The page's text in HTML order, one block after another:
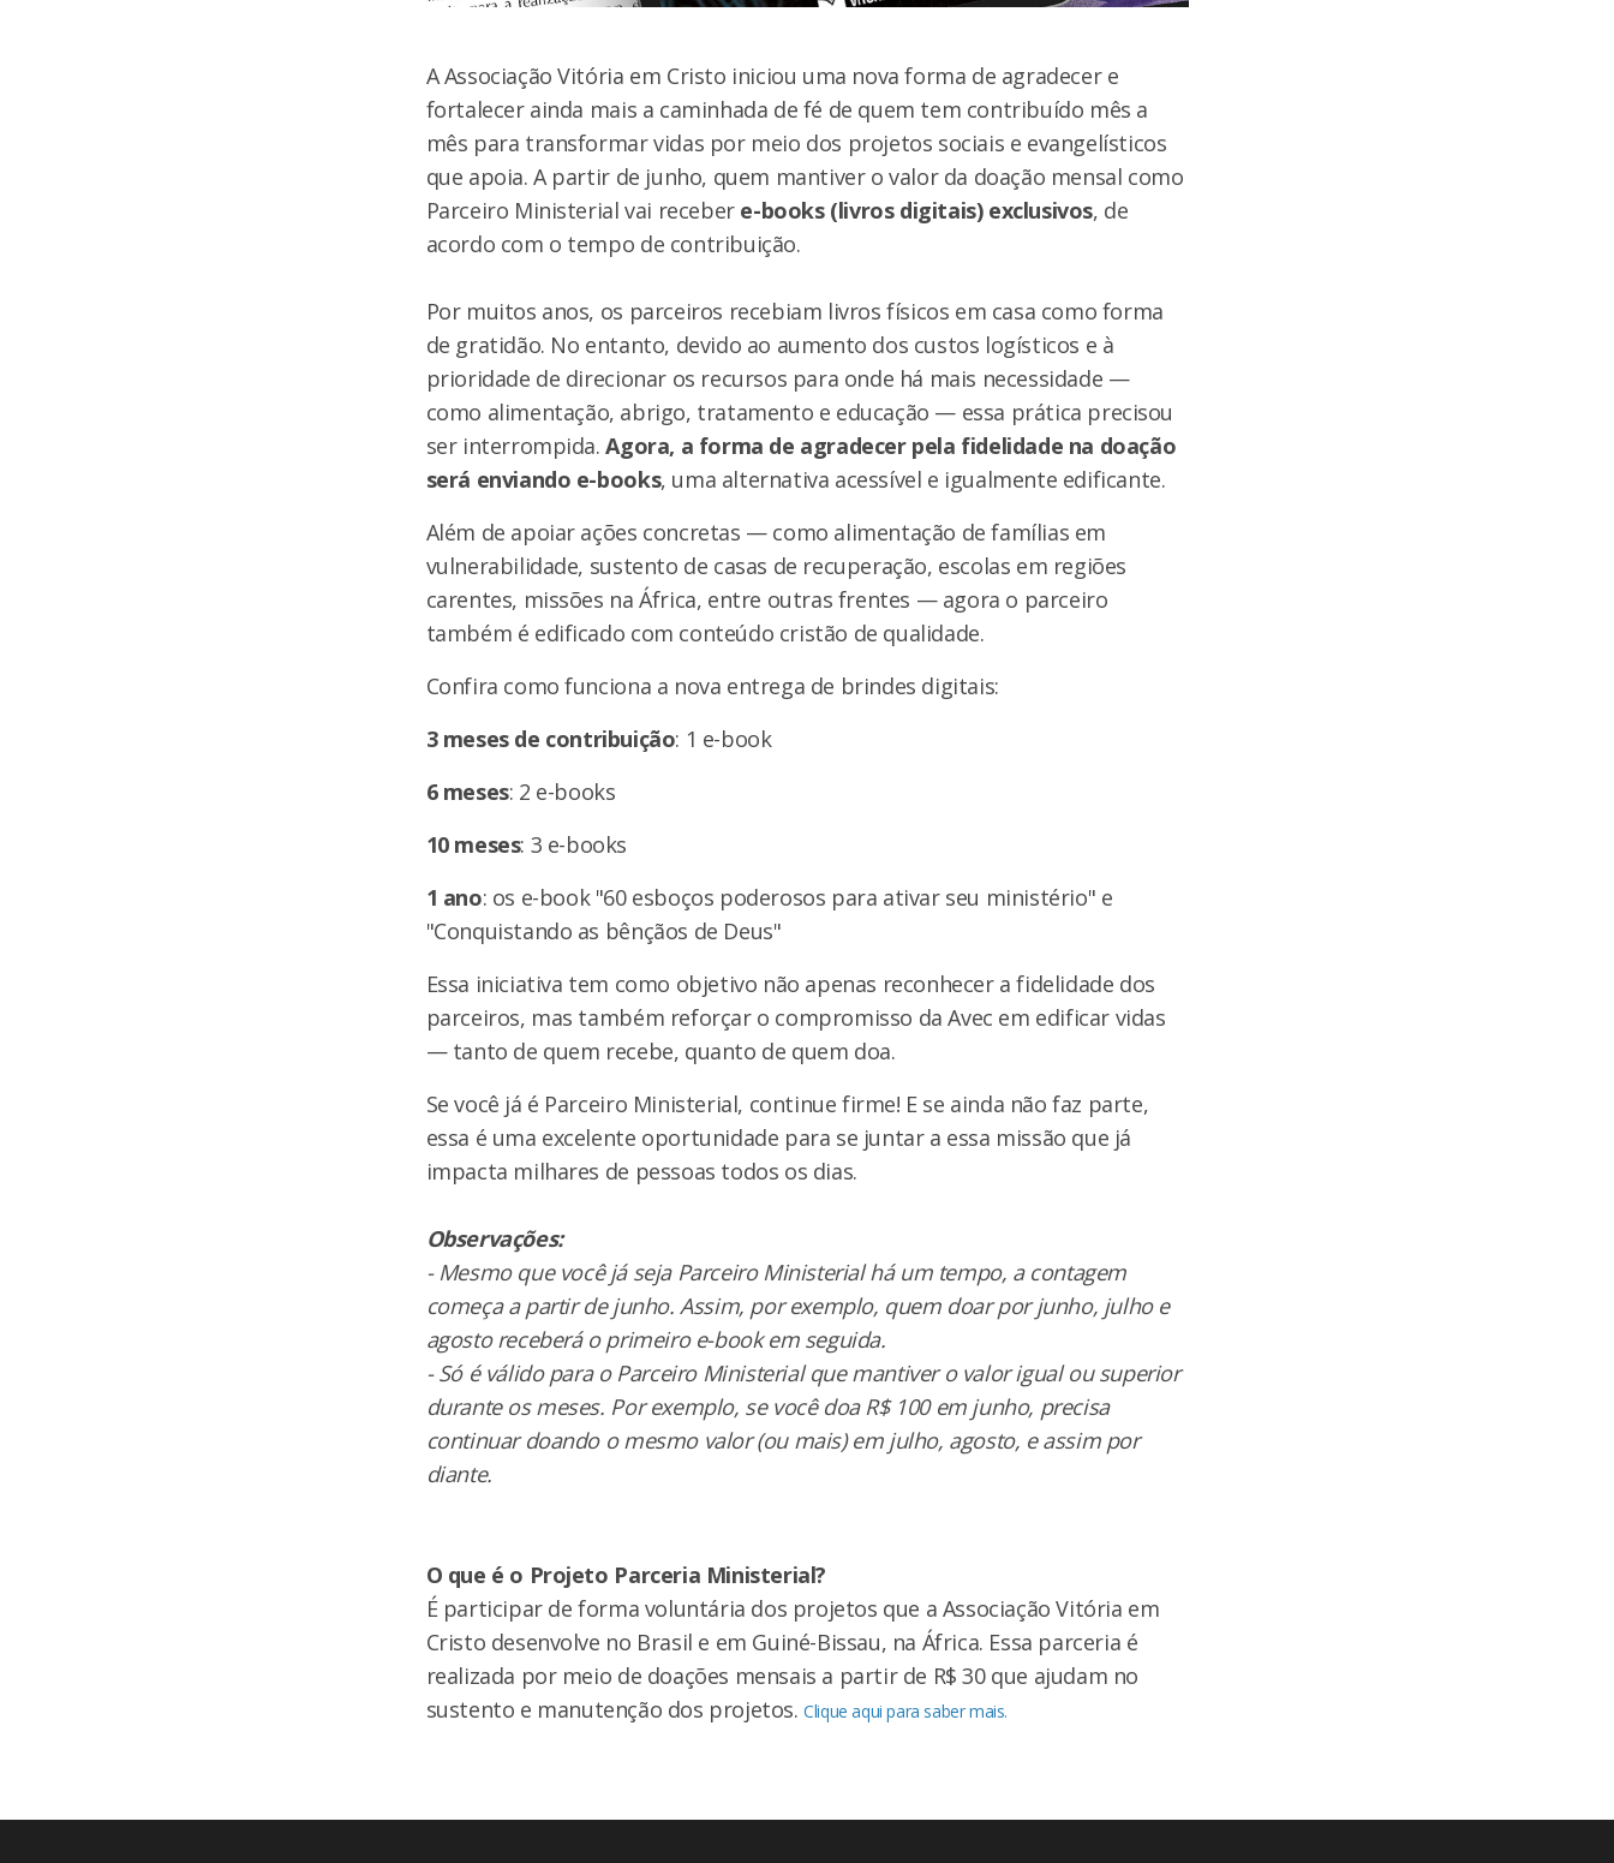
A Associação Vitória em Cristo iniciou uma nova forma de agradecer e
fortalecer ainda mais a caminhada de fé de quem tem contribuído mês a
mês para transformar vidas por meio dos projetos sociais e evangelísticos
que apoia. A partir de junho, quem mantiver o valor da doação mensal como
Parceiro Ministerial vai recebere-books (livros digitais) exclusivos, de
acordo com o tempo de contribuição.
Por muitos anos, os parceiros recebiam livros físicos em casa como forma
de gratidão. No entanto, devido ao aumento dos custos logísticos e à
prioridade de direcionar os recursos para onde há mais necessidade —
como alimentação, abrigo, tratamento e educação — essa prática precisou
ser interrompida.Agora, a forma de agradecer pela fidelidade na doação
será enviando e-books, uma alternativa acessível e igualmente edificante.
Além de apoiar ações concretas — como alimentação de famílias em
vulnerabilidade, sustento de casas de recuperação, escolas em regiões
carentes, missões na África, entre outras frentes — agora o parceiro
também é edificado com conteúdo cristão de qualidade.
Confira como funciona a nova entrega de brindes digitais:
3 meses de contribuição: 1 e-book
6 meses: 2 e-books
10 meses: 3 e-books
1 ano: os e-book "60 esboços poderosos para ativar seu ministério" e
"Conquistando as bênçãos de Deus"
Essa iniciativa tem como objetivo não apenas reconhecer a fidelidade dos
parceiros, mas também reforçar o compromisso da Avec em edificar vidas
— tanto de quem recebe, quanto de quem doa.
Se você já é Parceiro Ministerial, continue firme! E se ainda não faz parte,
essa é uma excelente oportunidade para se juntar a essa missão que já
impacta milhares de pessoas todos os dias.
Observações:
- Mesmo que você já seja Parceiro Ministerial há um tempo, a contagem
começa a partir de junho. Assim, por exemplo, quem doar por junho, julho e
agosto receberá o primeiro e-book em seguida.
- Só é válido para o Parceiro Ministerial que mantiver o valor igual ou superior
durante os meses. Por exemplo, se você doa R$ 100 em junho, precisa
continuar doando o mesmo valor (ou mais) em julho, agosto, e assim por
diante.
O que é o Projeto Parceria Ministerial?
É participar de forma voluntária dos projetos que a Associação Vitória em
Cristo desenvolve no Brasil e em Guiné-Bissau, na África. Essa parceria é
realizada por meio de doações mensais a partir de R$ 30 que ajudam no
sustento e manutenção dos projetos.Clique aqui para saber mais.